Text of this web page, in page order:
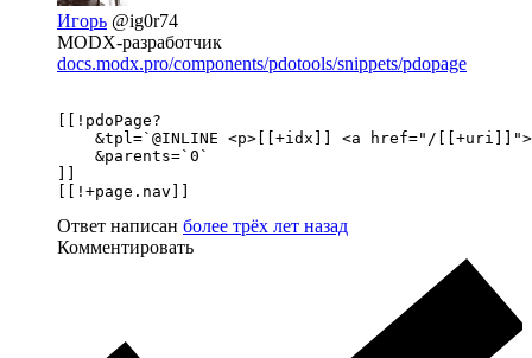
Игорь @ig0r74
MODX-разработчик
docs.modx.pro/components/pdotools/snippets/pdopage
[[!pdoPage?
&tpl=`@INLINE <p>[[+idx]] <a href="/
    &parents=`0`
[[!+page.nav]]
Ответ написан более трёх лет назад
Комментировать